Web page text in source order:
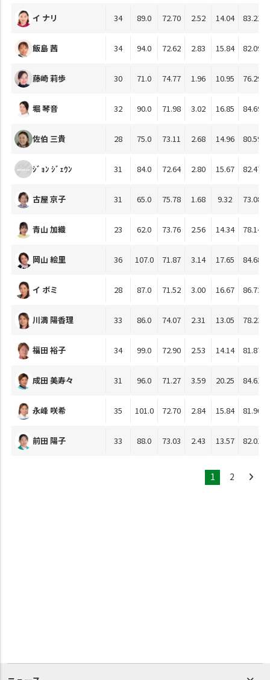
イ ナリ 34 89.0 72.70 2.52 14.04 83.21
飯島 茜 34 94.0 72.62 2.83 15.84 82.09
藤崎 莉歩 30 71.0 74.77 1.96 10.95 76.29
堀 琴音 32 90.0 71.98 3.02 16.85 84.69
佐伯 三貴 28 75.0 73.11 2.68 14.96 80.59
ｼﾞｮﾝ ｼﾞｪｳﾝ 31 84.0 72.64 2.80 15.67 82.47
古屋 京子 31 65.0 75.78 1.68 9.32 73.08
青山 加織 23 62.0 73.76 2.56 14.34 78.14
岡山 絵里 36 107.0 71.87 3.14 17.65 84.68
イ ボミ 28 87.0 71.52 3.00 16.67 86.72
川満 陽香理 33 86.0 74.07 2.31 13.05 78.23
福田 裕子 34 99.0 72.90 2.53 14.14 81.87
成田 美寿々 31 96.0 71.27 3.59 20.25 84.61
永峰 咲希 35 101.0 72.70 2.84 15.84 81.90
前田 陽子 33 88.0 73.03 2.43 13.57 82.01
1 2